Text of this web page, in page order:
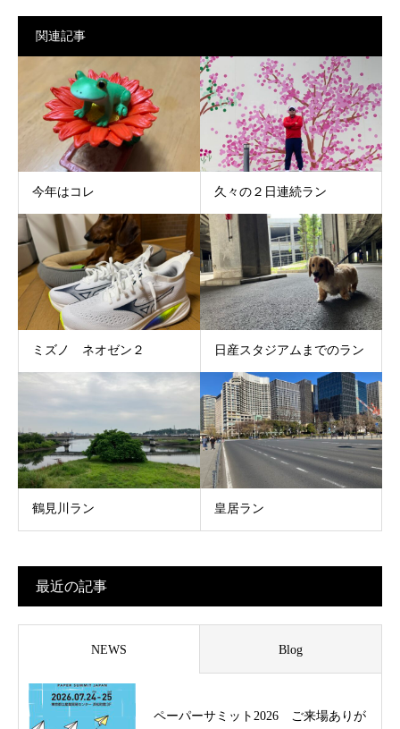
関連記事
今年はコレ 久々の２日連続ラン
ミズノ ネオゼン２ 日産スタジアムまでのラン
鶴見川ラン 皇居ラン
最近の記事
NEWS Blog
ペーパーサミット2026 ご来場ありが